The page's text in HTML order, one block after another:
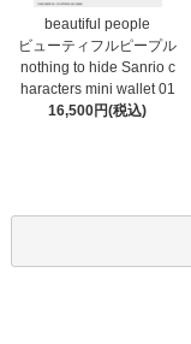
beautiful people
ビューティフルピープル
nothing to hide Sanrio c
haracters mini wallet⁠ 01
16,500円(税込)